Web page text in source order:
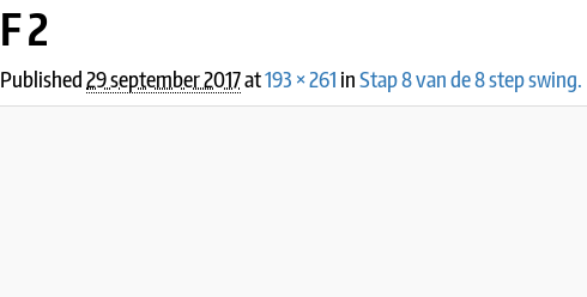
F 2
Published29 september 2017at193 × 261 inStap 8 van de 8 step swing.